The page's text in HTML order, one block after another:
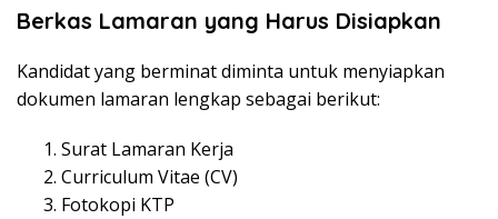
Berkas Lamaran yang Harus Disiapkan
Kandidat yang berminat diminta untuk menyiapkan
dokumen lamaran lengkap sebagai berikut:
Surat Lamaran Kerja
Curriculum Vitae (CV)
Fotokopi KTP